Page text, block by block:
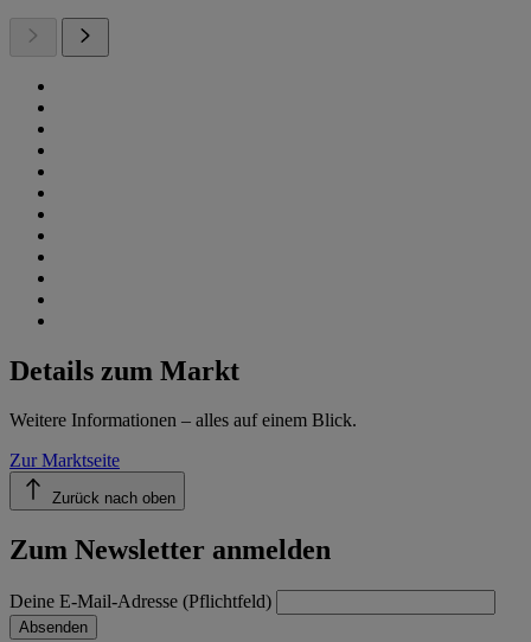
Details zum Markt
Weitere Informationen – alles auf einem Blick.
Zur Marktseite
Zurück nach oben
Zum Newsletter anmelden
Deine E-Mail-Adresse (Pflichtfeld)
Absenden